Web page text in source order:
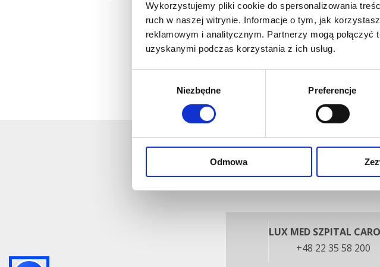
Wykorzystujemy pliki cookie do spersonalizowania
ruch w naszej witrynie. Informacje o tym, jak
reklamowym i analitycznym. Partnerzy mogą
uzyskanymi podczas korzystania z ich usług.
Niezbędne Preferencje
Odmowa
Leczenie bólu
LUX MED SZPITAL
+48 22 35 58 200